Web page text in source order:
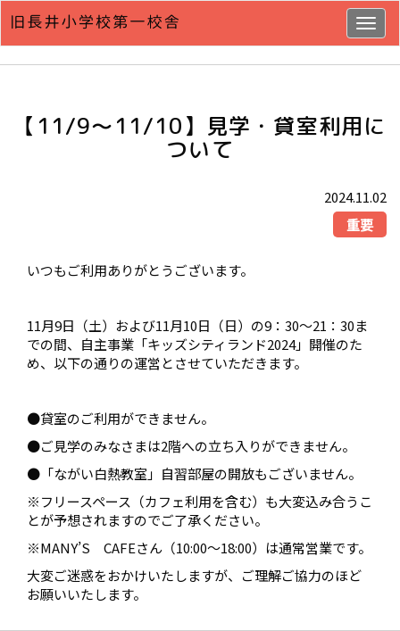
【11/9～11/10】見学・貸室利用に
ついて
2024.11.02
重要
いつもご利用ありがとうございます。
11月9日（土）および11月10日（日）の9：30～21：30ま
での間、自主事業「キッズシティランド2024」開催のた
め、以下の通りの運営とさせていただきます。
●貸室のご利用ができません。
●ご見学のみなさまは2階への立ち入りができません。
●「ながい白熱教室」自習部屋の開放もございません。
※フリースペース（カフェ利用を含む）も大変込み合うこ
とが予想されますのでご了承ください。
※MANY’S CAFEさん（10:00～18:00）は通常営業です。
大変ご迷惑をおかけいたしますが、ご理解ご協力のほど
お願いいたします。